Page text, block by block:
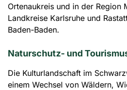
Ortenaukreis und in der Region
Landkreise Karlsruhe und
Baden-Baden.
Naturschutz- und
Die Kulturlandschaft im
einem Wechsel von Wäldern,